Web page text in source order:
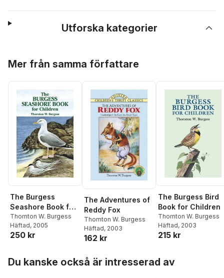
Utforska kategorier
Mer från samma författare
The Burgess
Seashore Book for
Children
Thornton W. Burgess
Häftad, 2005
250 kr
The Adventures of
Reddy Fox
Thornton W. Burgess
Häftad, 2003
162 kr
The Burgess Bird
Book for Children
Thornton W. Burgess
Häftad, 2003
215 kr
Du kanske också är intresserad av